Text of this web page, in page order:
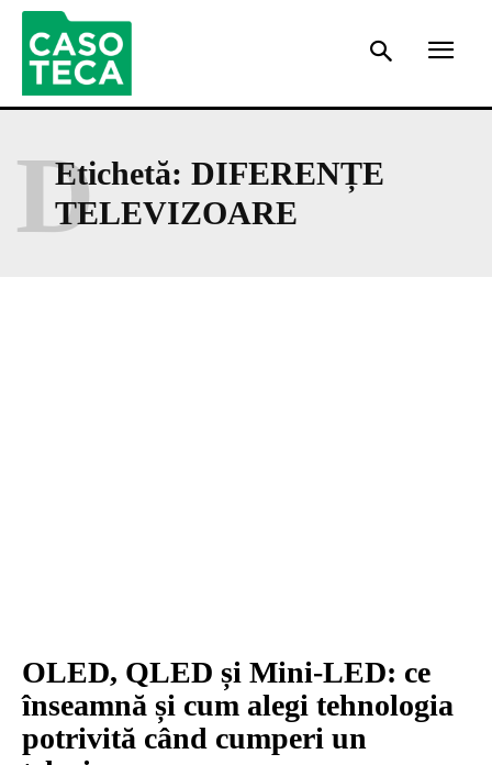
Etichetă: DIFERENȚE
TELEVIZOARE
D
OLED, QLED și Mini‑LED: ce
înseamnă și cum alegi tehnologia
potrivită când cumperi un